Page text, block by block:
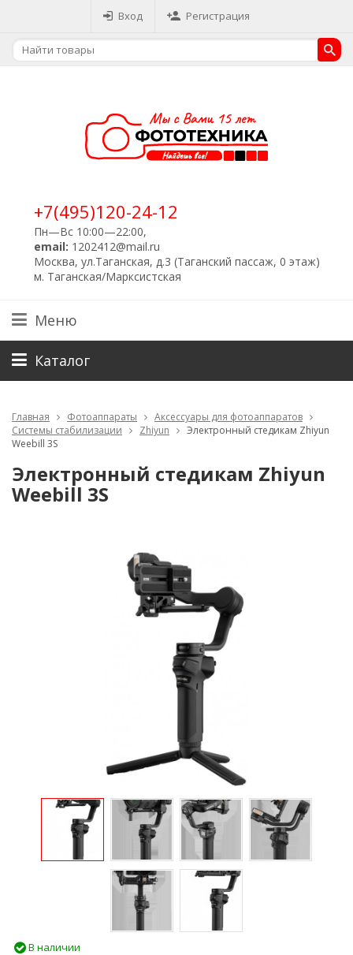
Вход Регистрация
+7(495)120-24-12
Пн—Вс 10:00—22:00,
email: 1202412@mail.ru
Москва, ул.Таганская, д.3 (Таганский пассаж, 0 этаж)
м. Таганская/Марксистская
Меню
Каталог
Главная Фотоаппараты
Аксессуары для фотоаппаратов
Системы стабилизации
Zhiyun
Электронный стедикам Zhiyun
Weebill 3S
Электронный стедикам Zhiyun
Weebill 3S
В наличии